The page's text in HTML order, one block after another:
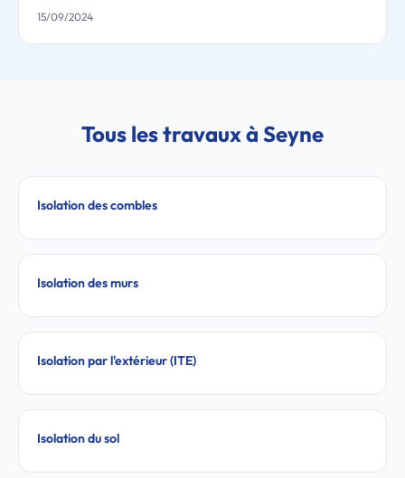
15/09/2024
Tous les travaux à Seyne
Isolation des combles
Isolation des murs
Isolation par l'extérieur (ITE)
Isolation du sol